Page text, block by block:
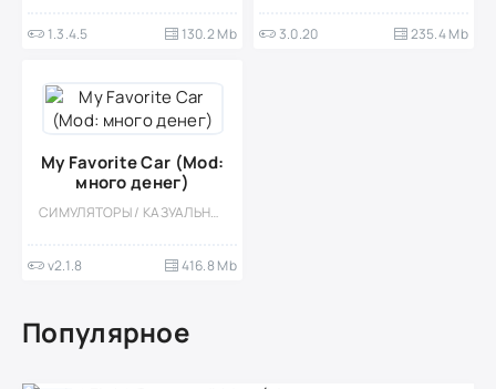
1.3.4.5 130.2 Mb 3.0.20 235.4 Mb
My Favorite Car (Mod:
много денег)
СИМУЛЯТОРЫ / КАЗУАЛЬНЫЕ / 3D / ОДНОПОЛЬЗОВАТЕЛЬСКИЕ / СТИЛИЗАЦИЯ / ОФЛАЙН / ВСТРОЕННЫЙ КЕШ
v2.1.8 416.8 Mb
Популярное